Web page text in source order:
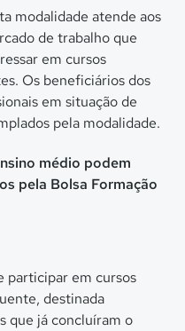
modalidade atende aos
de trabalho que
em cursos
Os beneficiários dos
em situação de
pela modalidade.
médio podem
pela Bolsa Formação
participar em cursos
destinada
que já concluíram o